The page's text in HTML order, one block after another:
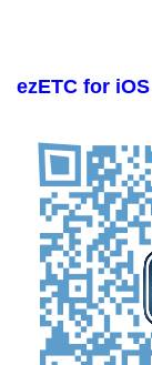
ezETC for iOS